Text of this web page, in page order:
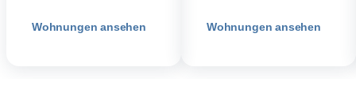
Wohnungen ansehen Wohnungen ansehen